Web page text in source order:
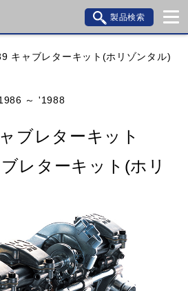
製品検索
閉じる
キャブレターキット(ホリゾンタル)
～ '1988
ブレターキット
レターキット(ホリ